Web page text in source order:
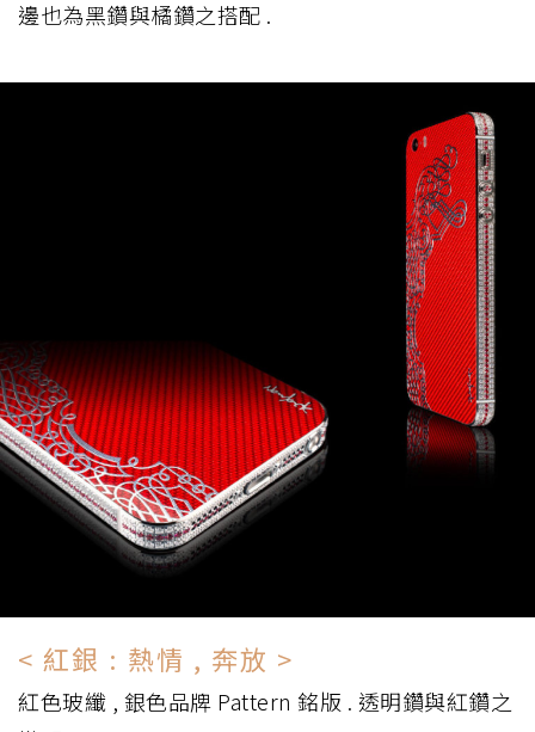
邊也為黑鑽與橘鑽之搭配 .
< 紅銀 : 熱情 , 奔放 >
紅色玻纖 , 銀色品牌 Pattern 銘版 . 透明鑽與紅鑽之